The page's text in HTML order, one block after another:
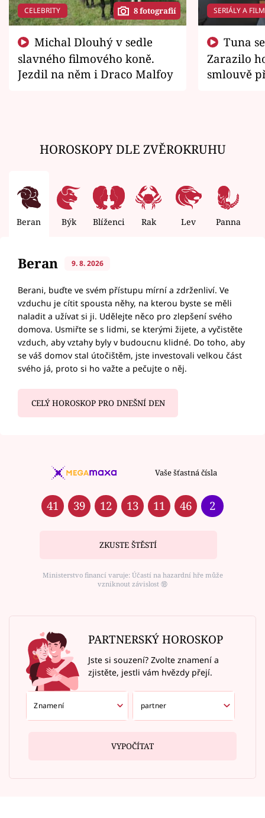
CELEBRITY 8 fotografií
slavného filmového koně.
Jezdil na něm i Draco Malfoy
SERIÁLY A
Zarazilo
smlouvě
HOROSKOPY DLE ZVĚROKRUHU
Beran Býk Blíženci Rak Lev Panna
Beran 9. 8. 2026
Berani, buďte ve svém přístupu mírní a zdrženliví. Ve
vzduchu je cítit spousta něhy, na kterou byste se měli
naladit a užívat si ji. Udělejte něco pro zlepšení svého
domova. Usmiřte se s lidmi, se kterými žijete, a vyčistěte
vzduch, aby vztahy byly v budoucnu klidné. Do toho, aby
se váš domov stal útočištěm, jste investovali velkou část
svého já, proto si ho važte a pečujte o něj.
CELÝ HOROSKOP PRO DNEŠNÍ DEN
Vaše šťastná čísla
41 39 12 13 11 46 2
ZKUSTE ŠTĚSTÍ
Ministerstvo financí varuje: Účastí na hazardní hře může
vzniknout závislost ⑱
PARTNERSKÝ HOROSKOP
Jste si souzení? Zvolte znamení a
zjistěte, jestli vám hvězdy přejí.
VYPOČÍTAT